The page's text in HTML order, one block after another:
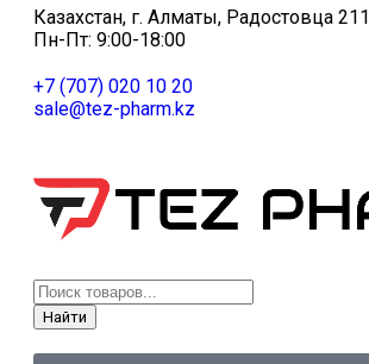
Казахстан, г. Алматы, Радостовца 211
Пн-Пт: 9:00-18:00
+7 (707) 020 10 20
sale@tez-pharm.kz
Найти